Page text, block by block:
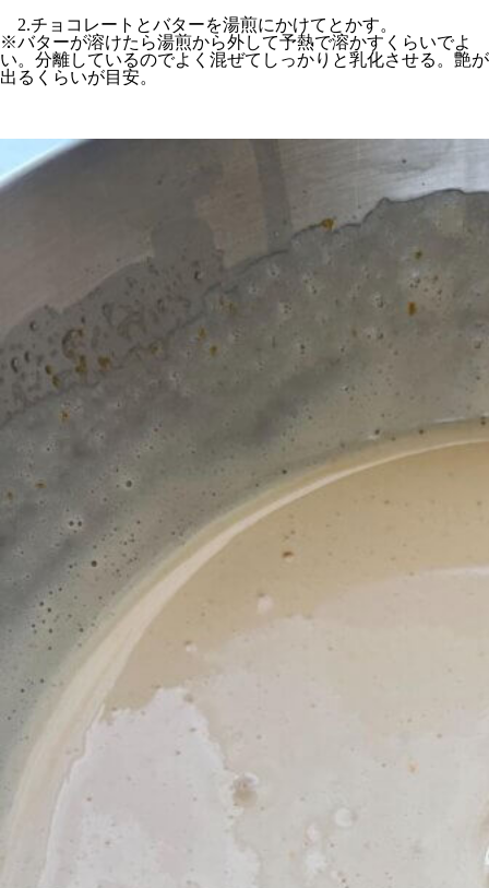
2.チョコレートとバターを湯煎にかけてとかす。
※バターが溶けたら湯煎から外して予熱で溶かすくらいでよ
い。分離しているのでよく混ぜてしっかりと乳化させる。艶が
出るくらいが目安。